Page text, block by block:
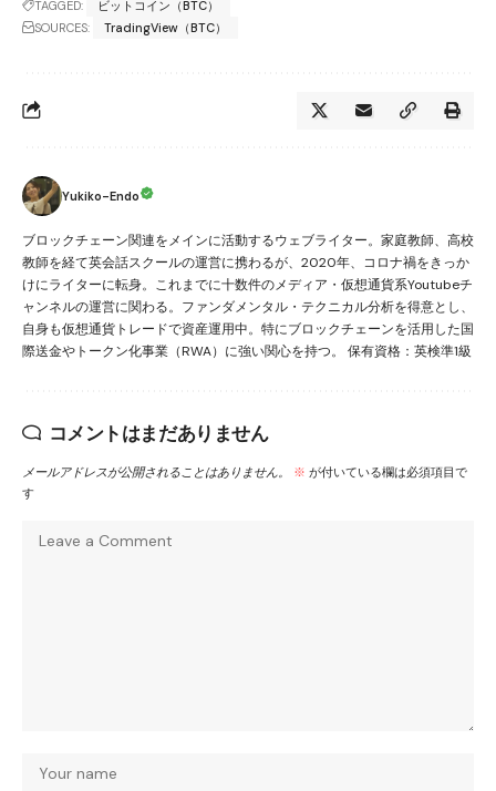
TAGGED:
ビットコイン（BTC）
SOURCES:
TradingView（BTC）
Yukiko-Endo
ブロックチェーン関連をメインに活動するウェブライター。家庭教師、高校
教師を経て英会話スクールの運営に携わるが、2020年、コロナ禍をきっか
けにライターに転身。これまでに十数件のメディア・仮想通貨系Youtubeチ
ャンネルの運営に関わる。ファンダメンタル・テクニカル分析を得意とし、
自身も仮想通貨トレードで資産運用中。特にブロックチェーンを活用した国
際送金やトークン化事業（RWA）に強い関心を持つ。 保有資格：英検準1級
コメントはまだありません
メールアドレスが公開されることはありません。 ※ が付いている欄は必須項目で
す